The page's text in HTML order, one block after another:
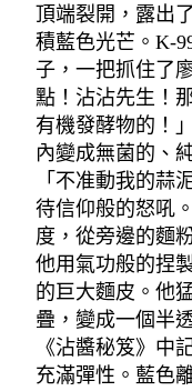
頂端裂開，露出
積藍色光芒。K-
子，一把抓住了
點！沾沾先生！
有機發酵物的！
內變成無菌的、
「不准動我的蒜
待信仰般的怒吼
度，從旁邊的麵
他用氣功般的捏
的巨大麵皮。他
疊，變成一個半
《沾醬秘笈》中
充滿彈性。藍色